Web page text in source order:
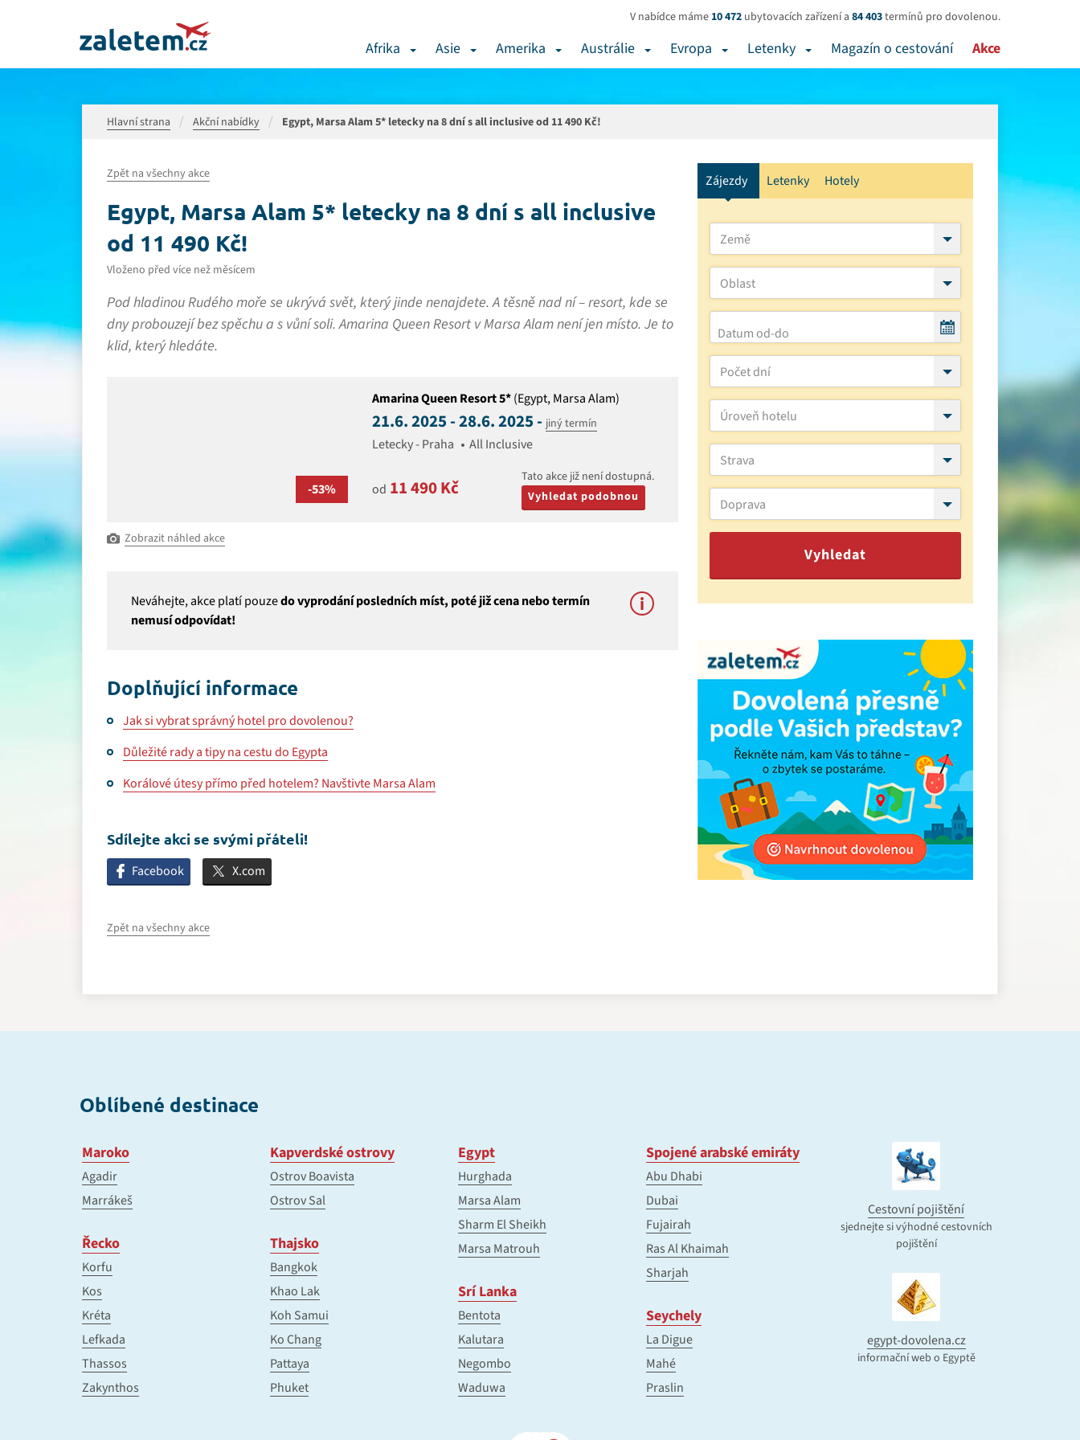
V nabídce máme 10 472 ubytovacích zařízení a 84 403termínů pro dovolenou.
Afrika Asie Amerika Austrálie Evropa Letenky Magazín o cestování Akce
Hlavní strana Akční nabídky Egypt, Marsa Alam 5* letecky na 8 dní s all inclusive od 11 490 Kč!
Zpět na všechny akce
Egypt, Marsa Alam 5* letecky na 8 dní s all inclusive
od 11 490 Kč!
Vloženo před více než měsícem
Pod hladinou Rudého moře se ukrývá svět, který jinde nenajdete. A těsně nad ní – resort, kde se
dny probouzejí bez spěchu a s vůní soli. Amarina Queen Resort v Marsa Alam není jen místo. Je to
klid, který hledáte.
-53%
Amarina Queen Resort 5*(Egypt, Marsa Alam)
21.6. 2025 - 28.6. 2025 - jiný termín
Letecky - Praha All Inclusive
od 11 490 Kč
Tato akce již není dostupná.
Vyhledat podobnou
Zobrazit náhled akce
Neváhejte, akce platí pouzedo vyprodání posledních míst, poté již cena nebo termín
nemusí odpovídat!
Doplňující informace
Jak si vybrat správný hotel pro dovolenou?
Důležité rady a tipy na cestu do Egypta
Korálové útesy přímo před hotelem? Navštivte Marsa Alam
Sdílejte akci se svými přáteli!
Facebook X.com
Zpět na všechny akce
Zájezdy Letenky Hotely
Země
Oblast
Počet dní
Úroveň hotelu
Strava
Doprava
Vyhledat
Oblíbené destinace
Maroko
Agadir
Marrákeš
Řecko
Korfu
Kos
Kréta
Lefkada
Thassos
Zakynthos
Kapverdské ostrovy
Ostrov Boavista
Ostrov Sal
Thajsko
Bangkok
Khao Lak
Koh Samui
Ko Chang
Pattaya
Phuket
Egypt
Hurghada
Marsa Alam
Sharm El Sheikh
Marsa Matrouh
Srí Lanka
Bentota
Kalutara
Negombo
Waduwa
Spojené arabské emiráty
Abu Dhabi
Dubai
Fujairah
Ras Al Khaimah
Sharjah
Seychely
La Digue
Mahé
Praslin
Cestovní pojištění
sjednejte si výhodné cestovních
pojištění
egypt-dovolena.cz
informační web o Egyptě